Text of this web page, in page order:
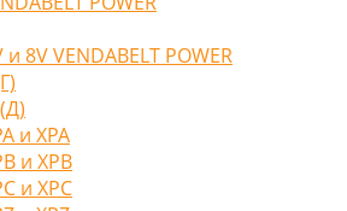
8V VENDABELT POWER
и XPA
и XPB
и XPC